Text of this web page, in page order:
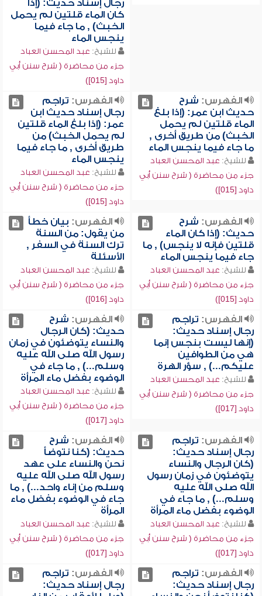
رجال إسناد حديث: (إذا
كان الماء قلتين لم يحمل
الخبث) , ما جاء فيما
ينجس الماء
للشيخ: عبد المحسن العباد
جزء من محاضرة ( شرح سنن أبي
داود [015])
الفهرس: شرح
حديث ابن عمر: (إذا بلغ
الماء قلتين لم يحمل
الخبث) من طريق أخرى ,
ما جاء فيما ينجس الماء
للشيخ: عبد المحسن العباد
جزء من محاضرة ( شرح سنن أبي
داود [015])
الفهرس: تراجم
رجال إسناد حديث ابن
عمر: (إذا بلغ الماء قلتين
لم يحمل الخبث) من
طريق أخرى , ما جاء فيما
ينجس الماء
للشيخ: عبد المحسن العباد
جزء من محاضرة ( شرح سنن أبي
داود [015])
الفهرس: شرح
حديث: (إذا كان الماء
قلتين فإنه لا ينجس) , ما
جاء فيما ينجس الماء
للشيخ: عبد المحسن العباد
جزء من محاضرة ( شرح سنن أبي
داود [015])
الفهرس: بيان خطأ
من يقول: من السنة
ترك السنة في السفر ,
الأسئلة
للشيخ: عبد المحسن العباد
جزء من محاضرة ( شرح سنن أبي
داود [016])
الفهرس: تراجم
رجال إسناد حديث:
(إنها ليست بنجس إنما
هي من الطوافين
عليكم...) , سؤر الهرة
للشيخ: عبد المحسن العباد
جزء من محاضرة ( شرح سنن أبي
داود [017])
الفهرس: شرح
حديث: (كان الرجال
والنساء يتوضئون في زمان
رسول الله صلى الله عليه
وسلم...) , ما جاء في
الوضوء بفضل ماء المرأة
للشيخ: عبد المحسن العباد
جزء من محاضرة ( شرح سنن أبي
داود [017])
الفهرس: تراجم
رجال إسناد حديث:
(كان الرجال والنساء
يتوضئون في زمان رسول
الله صلى الله عليه
وسلم...) , ما جاء في
الوضوء بفضل ماء المرأة
للشيخ: عبد المحسن العباد
جزء من محاضرة ( شرح سنن أبي
داود [017])
الفهرس: شرح
حديث: (كنا نتوضأ
نحن والنساء على عهد
رسول الله صلى الله عليه
وسلم من إناء واحد...) , ما
جاء في الوضوء بفضل ماء
المرأة
للشيخ: عبد المحسن العباد
جزء من محاضرة ( شرح سنن أبي
داود [017])
الفهرس: تراجم
رجال إسناد حديث:
الفهرس: تراجم
رجال إسناد حديث: